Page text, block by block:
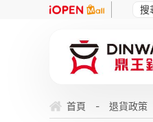
首頁 - 退貨政策